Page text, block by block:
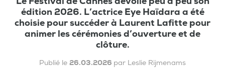
édition 2026. L’actrice Eye Haïdara a été
choisie pour succéder à Laurent Lafitte pour
animer les cérémonies d’ouverture et de
clôture.
Publié le 26.03.2026 par Leslie Rijmenams